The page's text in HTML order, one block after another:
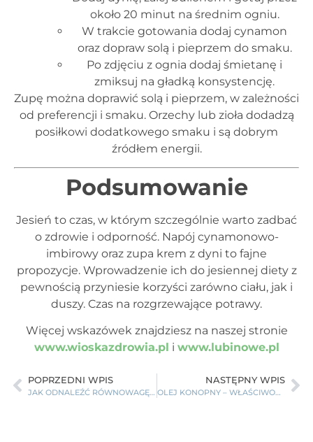
około 20 minut na średnim ogniu.
W trakcie gotowania dodaj cynamon
oraz dopraw solą i pieprzem do smaku.
Po zdjęciu z ognia dodaj śmietanę i
zmiksuj na gładką konsystencję.
Zupę można doprawić solą i pieprzem, w zależności
od preferencji i smaku. Orzechy lub zioła dodadzą
posiłkowi dodatkowego smaku i są dobrym
źródłem energii.
Podsumowanie
Jesień to czas, w którym szczególnie warto zadbać
o zdrowie i odporność. Napój cynamonowo-
imbirowy oraz zupa krem z dyni to fajne
propozycje. Wprowadzenie ich do jesiennej diety z
pewnością przyniesie korzyści zarówno ciału, jak i
duszy. Czas na rozgrzewające potrawy.
Więcej wskazówek znajdziesz na naszej stronie
www.wioskazdrowia.pl i www.lubinowe.pl
POPRZEDNI WPIS
JAK ODNALEŹĆ RÓWNOWAGĘ JESIENIĄ Z AJURWEDĄ? KOMPLETNY PRZEWODNIK.
NASTĘPNY WPIS
OLEJ KONOPNY – WŁAŚCIWOŚCI, ZASTOSOWANIE I KORZYŚCI ZDROWOTNE